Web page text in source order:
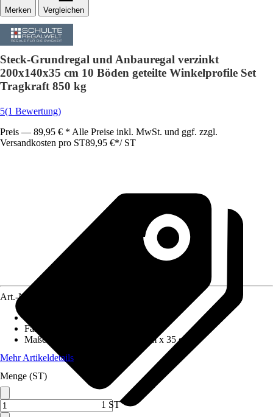
Vergleichen
Steck-Grundregal und Anbauregal verzinkt
200x140x35 cm 10 Böden geteilte Winkelprofile Set
Tragkraft 850 kg
5(1 Bewertung)
Preis — 89,95 € * Alle Preise inkl. MwSt. und ggf. zzgl.
Versandkosten pro ST89,95 €*/ ST
Art.-Nr.
Farbton
Maße (BxHxT)
140 cm x 200 cm x 35 cm
Mehr Artikeldetails
Menge (ST)
1 ST